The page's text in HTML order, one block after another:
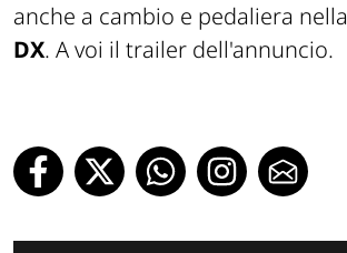
anche a cambio e pedaliera nella
DX. A voi il trailer dell'annuncio.